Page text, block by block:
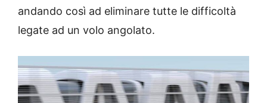
andando così ad eliminare tutte le difficoltà
legate ad un volo angolato.